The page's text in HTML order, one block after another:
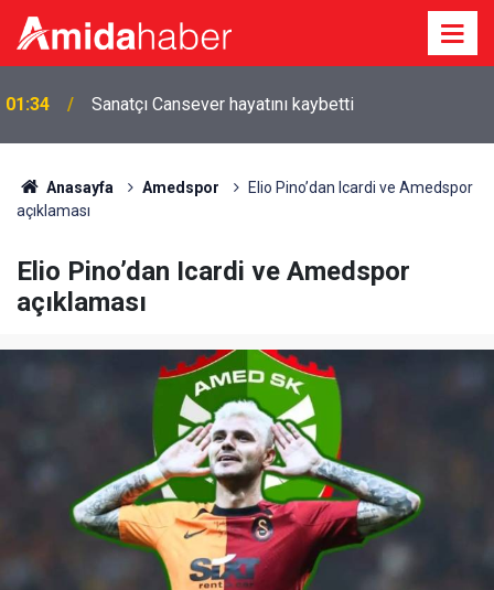
23:37 Bingöl-Diyarbakır yolunda kaza
Anasayfa Amedspor
Elio Pino’dan Icardi ve Amedspor
açıklaması
Elio Pino’dan Icardi ve Amedspor
açıklaması